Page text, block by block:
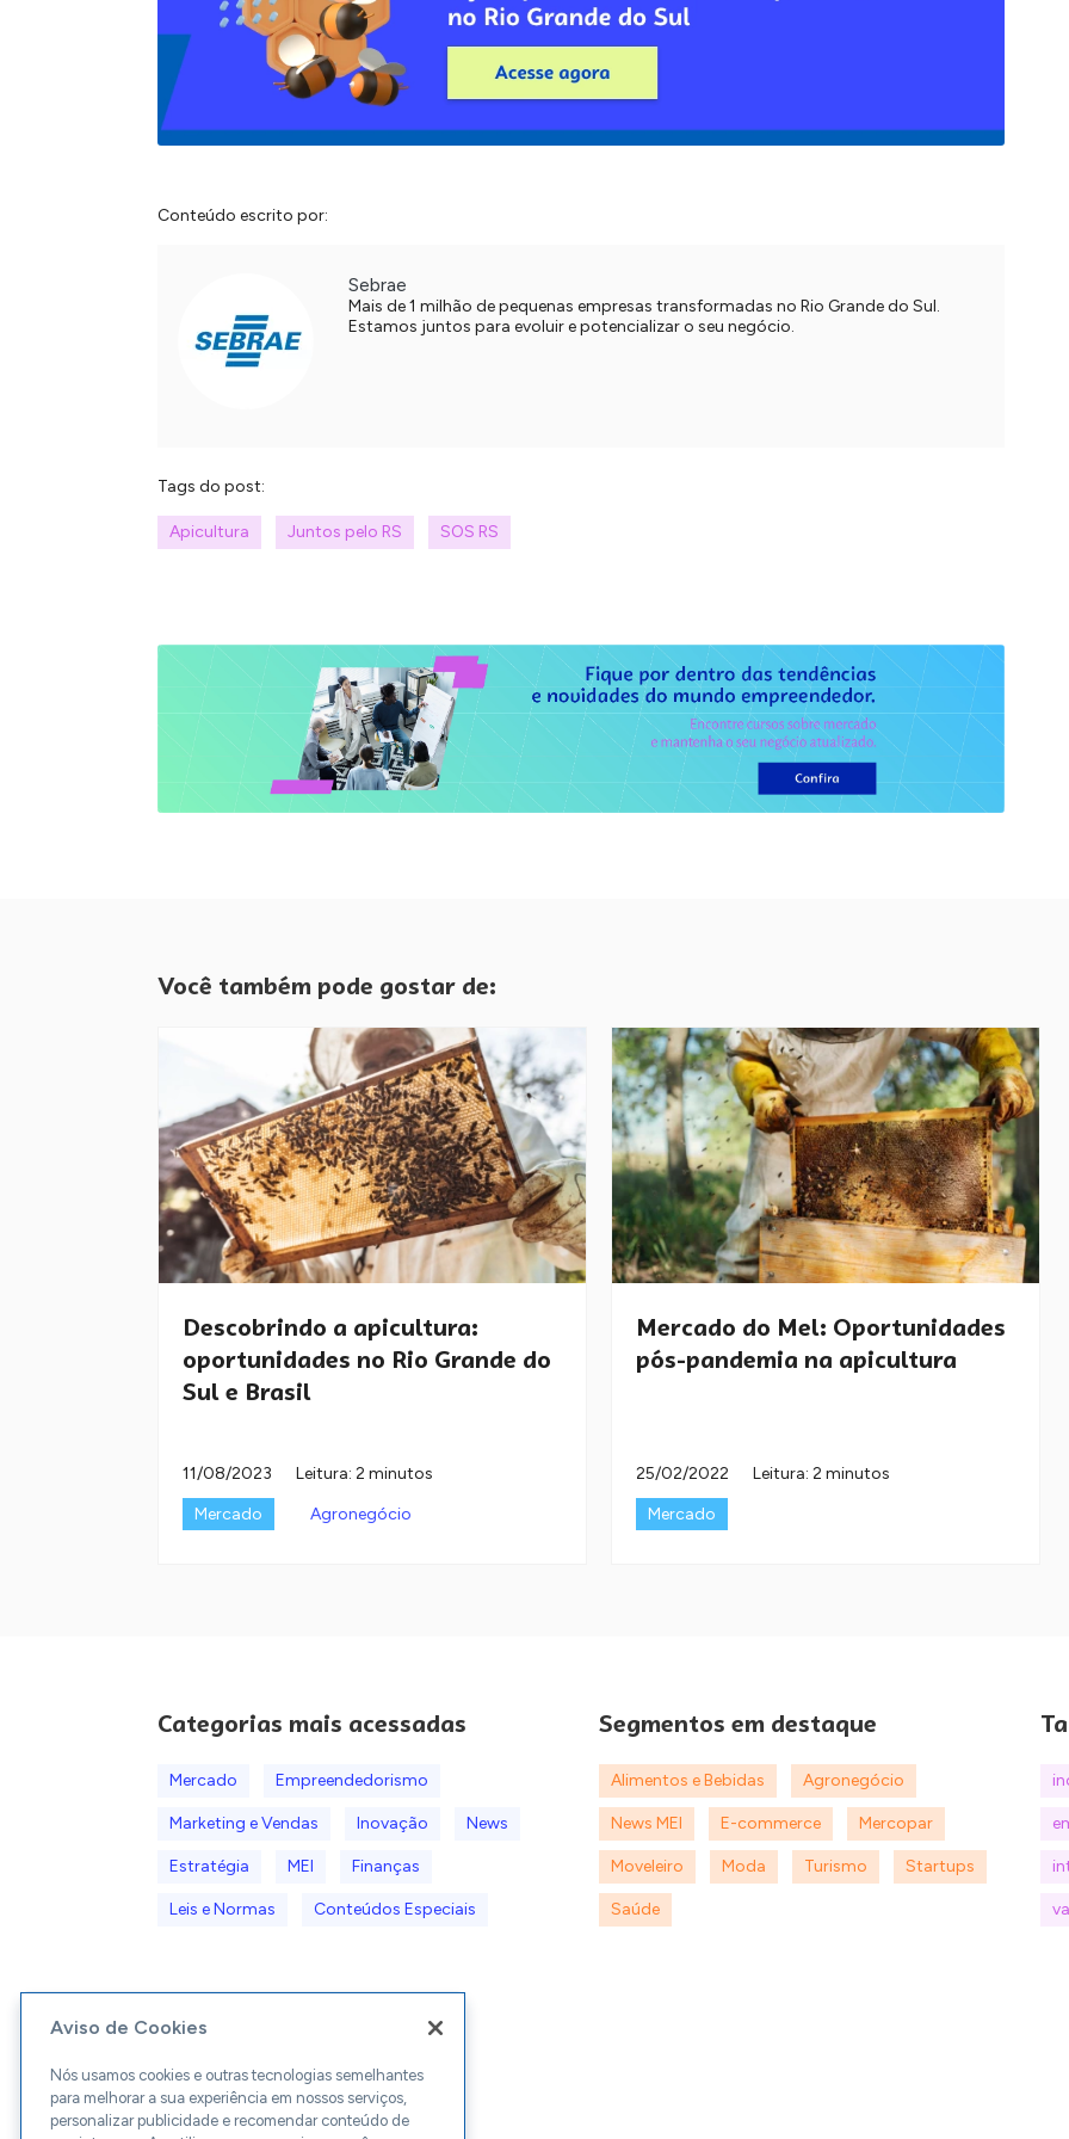
Conteúdo escrito por:
Sebrae
Mais de 1 milhão de pequenas empresas transformadas no Rio Grande do Sul.
Estamos juntos para evoluir e potencializar o seu negócio.
Tags do post:
Apicultura Juntos pelo RS SOS RS
Você também pode gostar de:
Descobrindo a apicultura:
oportunidades no Rio Grande do
Sul e Brasil
11/08/2023
Leitura: 2 minutos
Mercado
Agronegócio
Mercado do Mel: Oportunidades
pós-pandemia na apicultura
25/02/2022
Leitura: 2 minutos
Mercado
Categorias mais acessadas
Mercado Empreendedorismo
Marketing e Vendas Inovação News
Estratégia MEI Finanças
Leis e Normas Conteúdos Especiais
Segmentos em destaque
Alimentos e Bebidas Agronegócio
News MEI E-commerce Mercopar
Moveleiro Moda Turismo Startups
Saúde
Aviso de Cookies
Nós usamos cookies e outras tecnologias semelhantes
para melhorar a sua experiência em nossos serviços,
personalizar publicidade e recomendar conteúdo de